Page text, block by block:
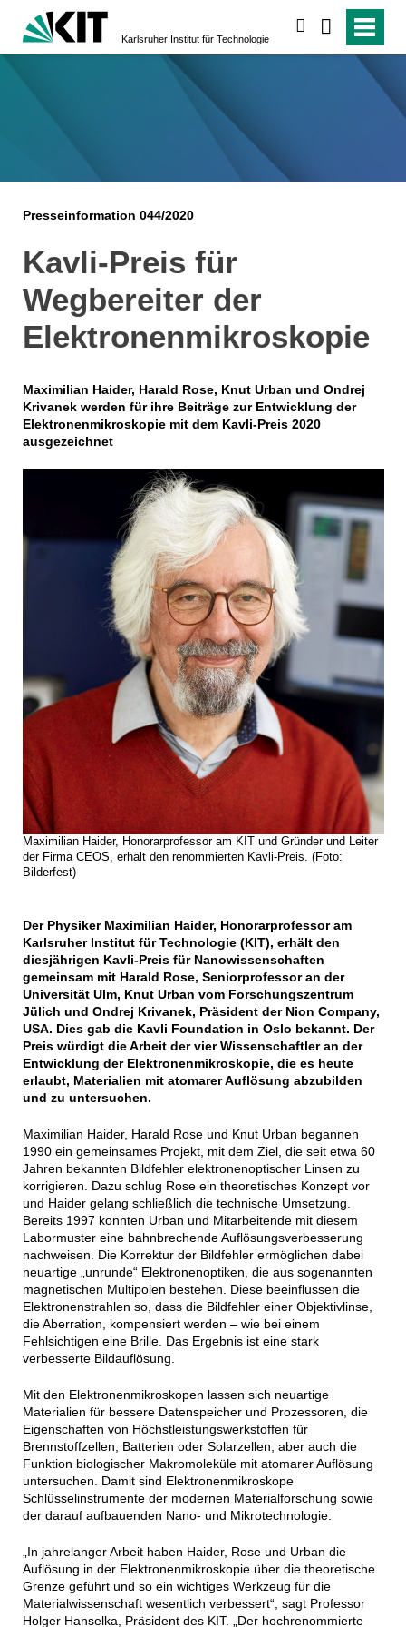
Karlsruher Institut für Technologie
Presseinformation 044/2020
Kavli-Preis für
Wegbereiter der
Elektronenmikroskopie
Maximilian Haider, Harald Rose, Knut Urban und Ondrej
Krivanek werden für ihre Beiträge zur Entwicklung der
Elektronenmikroskopie mit dem Kavli-Preis 2020
ausgezeichnet
Maximilian Haider, Honorarprofessor am KIT und Gründer und Leiter
der Firma CEOS, erhält den renommierten Kavli-Preis. (Foto:
Bilderfest)
Der Physiker Maximilian Haider, Honorarprofessor am
Karlsruher Institut für Technologie (KIT), erhält den
diesjährigen Kavli-Preis für Nanowissenschaften
gemeinsam mit Harald Rose, Seniorprofessor an der
Universität Ulm, Knut Urban vom Forschungszentrum
Jülich und Ondrej Krivanek, Präsident der Nion Company,
USA. Dies gab die Kavli Foundation in Oslo bekannt. Der
Preis würdigt die Arbeit der vier Wissenschaftler an der
Entwicklung der Elektronenmikroskopie, die es heute
erlaubt, Materialien mit atomarer Auflösung abzubilden
und zu untersuchen.
Maximilian Haider, Harald Rose und Knut Urban begannen
1990 ein gemeinsames Projekt, mit dem Ziel, die seit etwa 60
Jahren bekannten Bildfehler elektronenoptischer Linsen zu
korrigieren. Dazu schlug Rose ein theoretisches Konzept vor
und Haider gelang schließlich die technische Umsetzung.
Bereits 1997 konnten Urban und Mitarbeitende mit diesem
Labormuster eine bahnbrechende Auflösungsverbesserung
nachweisen. Die Korrektur der Bildfehler ermöglichen dabei
neuartige „unrunde“ Elektronenoptiken, die aus sogenannten
magnetischen Multipolen bestehen. Diese beeinflussen die
Elektronenstrahlen so, dass die Bildfehler einer Objektivlinse,
die Aberration, kompensiert werden – wie bei einem
Fehlsichtigen eine Brille. Das Ergebnis ist eine stark
verbesserte Bildauflösung.
Mit den Elektronenmikroskopen lassen sich neuartige
Materialien für bessere Datenspeicher und Prozessoren, die
Eigenschaften von Höchstleistungswerkstoffen für
Brennstoffzellen, Batterien oder Solarzellen, aber auch die
Funktion biologischer Makromoleküle mit atomarer Auflösung
untersuchen. Damit sind Elektronenmikroskope
Schlüsselinstrumente der modernen Materialforschung sowie
der darauf aufbauenden Nano- und Mikrotechnologie.
„In jahrelanger Arbeit haben Haider, Rose und Urban die
Auflösung in der Elektronenmikroskopie über die theoretische
Grenze geführt und so ein wichtiges Werkzeug für die
Materialwissenschaft wesentlich verbessert“, sagt Professor
Holger Hanselka, Präsident des KIT. „Der hochrenommierte